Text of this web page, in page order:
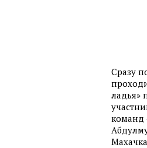
Сразу
ладья»
команд